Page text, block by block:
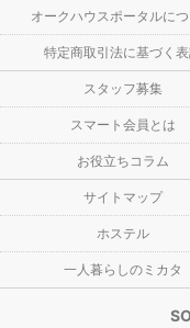
オークハウスポータルに
特定商取引法に基づく
スタッフ募集
スマート会員とは
お役立ちコラム
サイトマップ
ホステル
一人暮らしのミカタ